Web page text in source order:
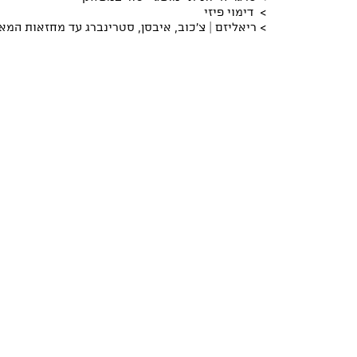
> דימוי פיזי
> ריאליזם | צ'כוב, איבסן, סטרינברג עד מחזאות